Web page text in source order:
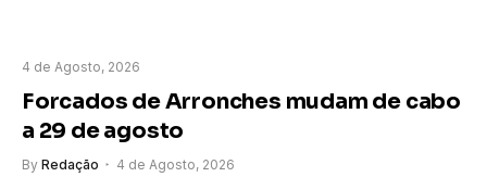
4 de Agosto, 2026
Forcados de Arronches mudam de cabo
a 29 de agosto
By Redação 4 de Agosto, 2026